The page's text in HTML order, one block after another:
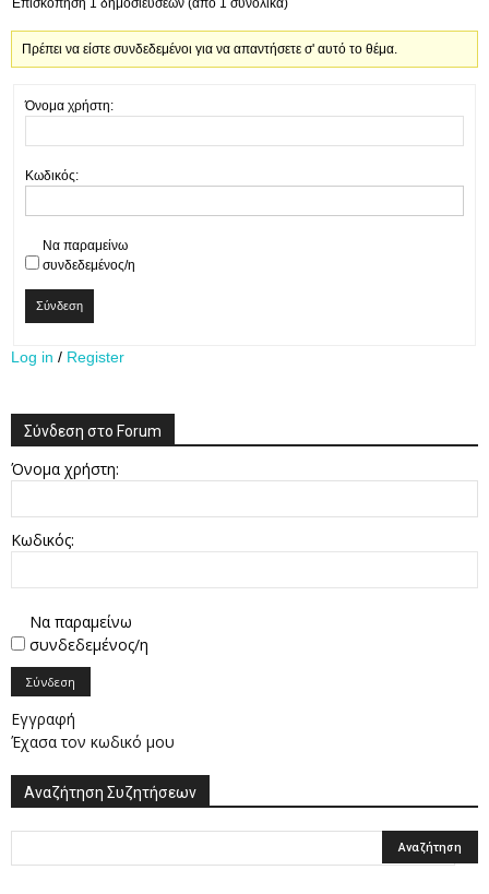
Επισκόπηση 1 δημοσιεύσεων (από 1 συνολικά)
Πρέπει να είστε συνδεδεμένοι για να απαντήσετε σ' αυτό το θέμα.
Όνομα χρήστη:
Κωδικός:
Να παραμείνω
συνδεδεμένος/η
Σύνδεση
Log in / Register
Σύνδεση στο Forum
Όνομα χρήστη:
Κωδικός:
Να παραμείνω
συνδεδεμένος/η
Σύνδεση
Εγγραφή
Έχασα τον κωδικό μου
Αναζήτηση Συζητήσεων